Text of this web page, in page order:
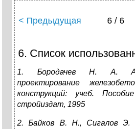
< Предыдущая 6 / 6
6. Список
1. Бородачев Н. А.
проектирование
конструкций: учеб.
стройиздат, 1995
2. Байков В. Н., Сигалов Э.